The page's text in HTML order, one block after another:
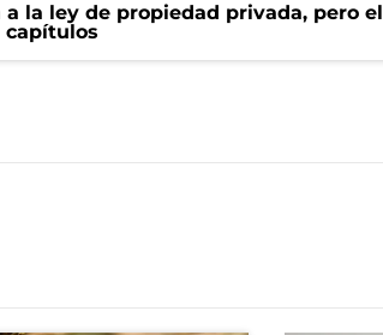
la ley de propiedad privada, pero el
capítulos